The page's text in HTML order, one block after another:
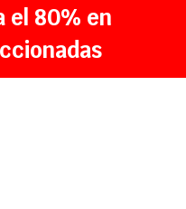
el 80% en